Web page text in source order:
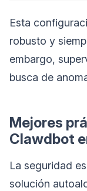
Esta
robusto y
embargo,
busca de
Mejores
Clawdbot
La seguridad
solución